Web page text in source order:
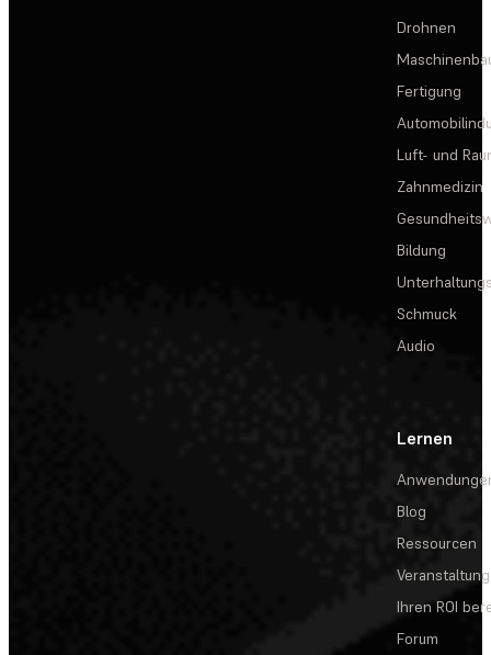
Drohnen
Fertigung
Luft- und
Zahnmedizin
Bildung
Schmuck
Audio
Lernen
Blog
Ressourcen
Ihren ROI
Forum